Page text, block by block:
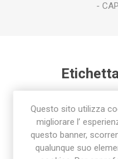
-
taniche porta benzina
tanica 5 litri
taniche porta
Questo sito utilizza
migliorare l’
questo banner,
qualunque suo